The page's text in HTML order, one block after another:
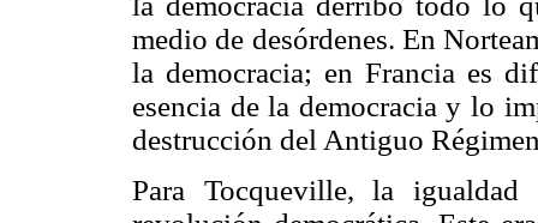
medio de desórdenes. En
la democracia; en Francia es
esencia de la democracia y lo
destrucción del Antiguo
Para Tocqueville, la